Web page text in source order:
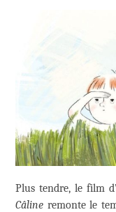
Plus tendre, le film
Câline remonte le